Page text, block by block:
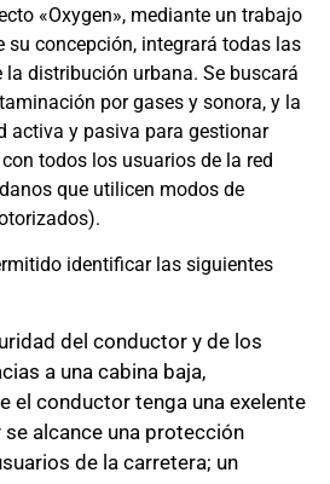
«Oxygen», mediante un trabajo
su concepción, integrará todas las
distribución urbana. Se buscará
por gases y sonora, y la
activa y pasiva para gestionar
todos los usuarios de la red
que utilicen modos de
identificar las siguientes
del conductor y de los
a una cabina baja,
el conductor tenga una exelente
alcance una protección
de la carretera; un